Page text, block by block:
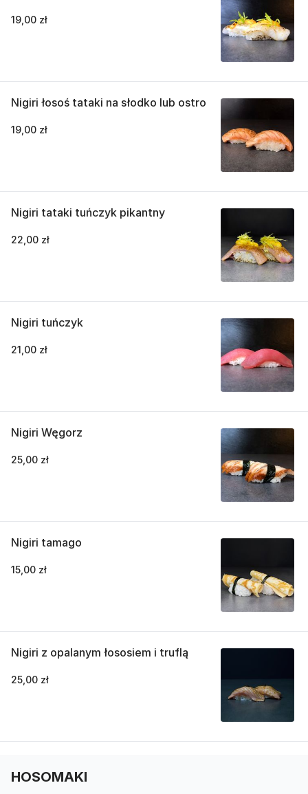
19,00 zł
Nigiri łosoś tataki na słodko lub ostro
19,00 zł
Nigiri tataki tuńczyk pikantny
22,00 zł
Nigiri tuńczyk
21,00 zł
Nigiri Węgorz
25,00 zł
Nigiri tamago
15,00 zł
Nigiri z opalanym łososiem i truflą
25,00 zł
HOSOMAKI